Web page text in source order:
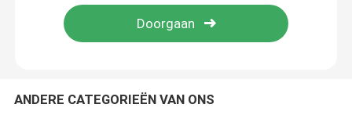
Fabriekstocht
Kwaliteitscontrole
ANDERE CATEGORIEËN VAN ONS